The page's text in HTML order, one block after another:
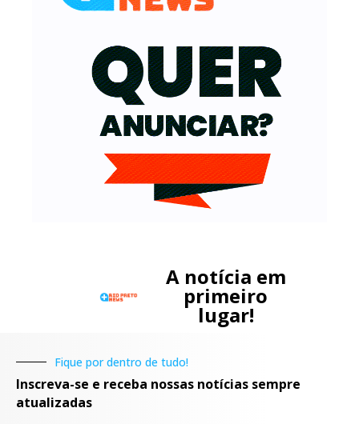
A notícia em
primeiro
lugar!
Fique por dentro de tudo!
Inscreva-se e receba nossas notícias sempre
atualizadas